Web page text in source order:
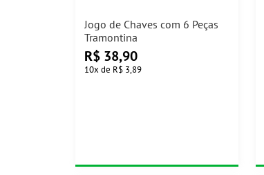
Jogo de Chaves com 6 Peças
Tramontina
R$ 38,90
10x de R$ 3,89